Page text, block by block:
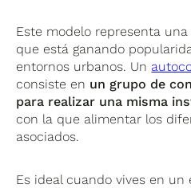
Este modelo representa
que está ganando
entornos urbanos. Un
consiste en un grupo de
para realizar una misma
con la que alimentar los
asociados.
Es ideal cuando vives en